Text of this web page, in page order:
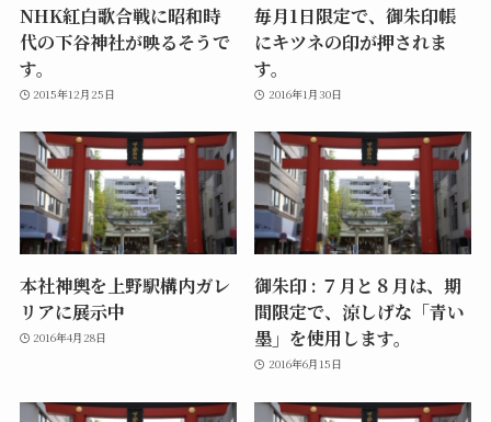
NHK紅白歌合戦に昭和時
代の下谷神社が映るそうで
す。
2015年12月25日
毎月1日限定で、御朱印帳
にキツネの印が押されま
す。
2016年1月30日
本社神輿を上野駅構内ガレ
リアに展示中
2016年4月28日
御朱印 : ７月と８月は、期
間限定で、涼しげな「青い
墨」を使用します。
2016年6月15日